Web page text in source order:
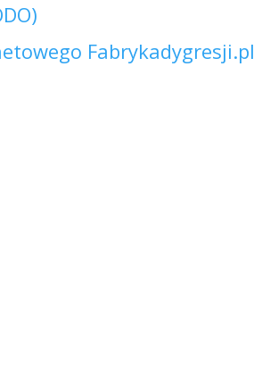
Fabrykadygresji.pl